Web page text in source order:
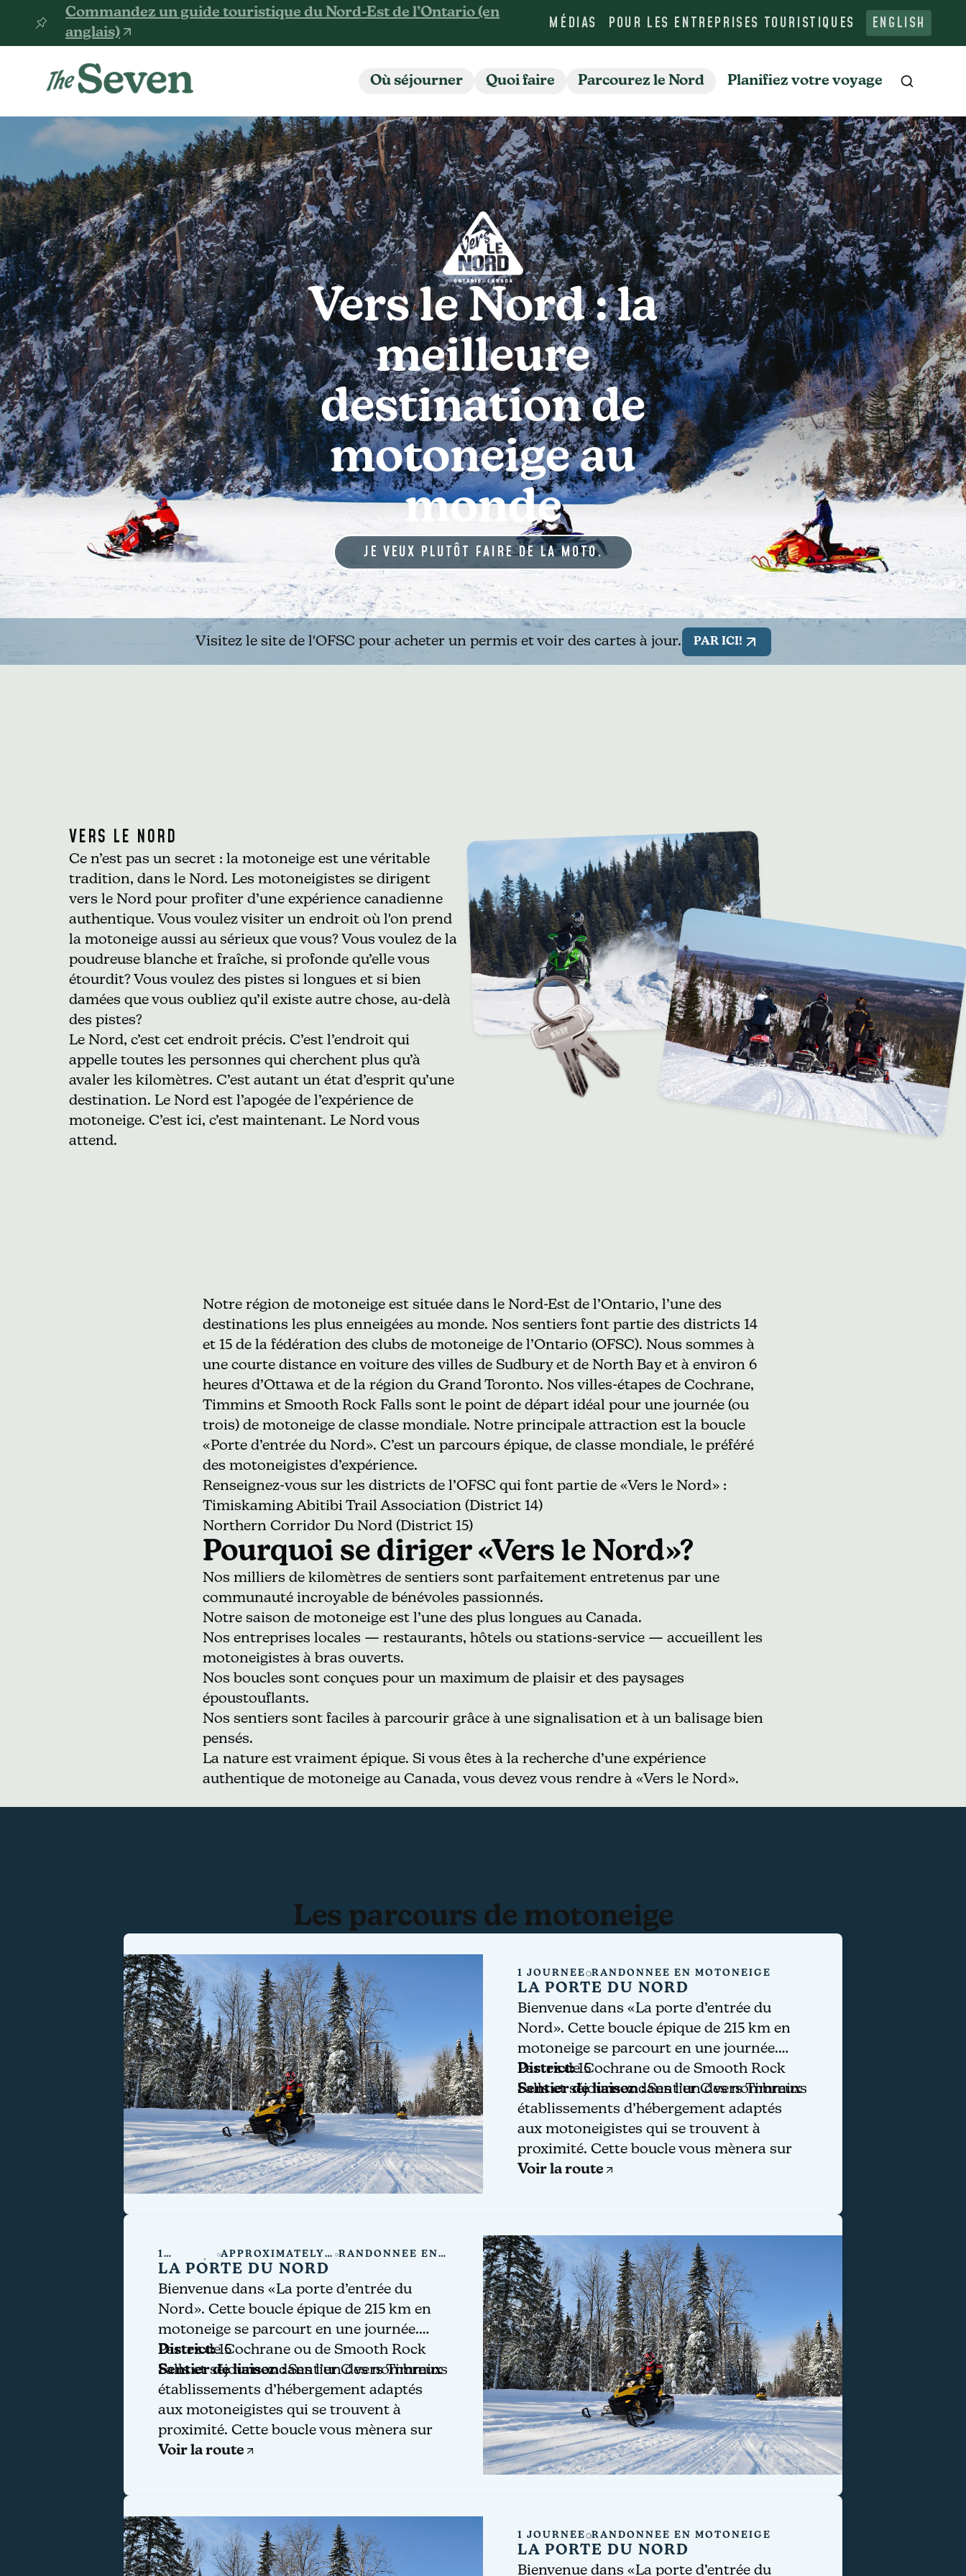
Commandez un guide touristique du Nord-Est de l’Ontario (en
anglais)
MÉDIAS POUR LES ENTREPRISES TOURISTIQUES ENGLISH
Où séjourner Quoi faire Parcourez le Nord Planifiez votre voyage
Vers le Nord : la
meilleure
destination de
motoneige au
monde
JE VEUX PLUTÔT FAIRE DE LA MOTO.
Visitez le site de l'OFSC pour acheter un permis et voir des cartes à jour. PAR ICI!
VERS LE NORD
Ce n’est pas un secret : la motoneige est une véritable
tradition, dans le Nord. Les motoneigistes se dirigent
vers le Nord pour profiter d’une expérience canadienne
authentique. Vous voulez visiter un endroit où l'on prend
la motoneige aussi au sérieux que vous? Vous voulez de la
poudreuse blanche et fraîche, si profonde qu’elle vous
étourdit? Vous voulez des pistes si longues et si bien
damées que vous oubliez qu’il existe autre chose, au-delà
des pistes?
Le Nord, c’est cet endroit précis. C’est l’endroit qui
appelle toutes les personnes qui cherchent plus qu’à
avaler les kilomètres. C’est autant un état d’esprit qu’une
destination. Le Nord est l’apogée de l’expérience de
motoneige. C’est ici, c’est maintenant. Le Nord vous
attend.
Notre région de motoneige est située dans le Nord-Est de l’Ontario, l’une des
destinations les plus enneigées au monde. Nos sentiers font partie des districts 14
et 15 de la fédération des clubs de motoneige de l’Ontario (OFSC). Nous sommes à
une courte distance en voiture des villes de Sudbury et de North Bay et à environ 6
heures d’Ottawa et de la région du Grand Toronto. Nos villes-étapes de Cochrane,
Timmins et Smooth Rock Falls sont le point de départ idéal pour une journée (ou
trois) de motoneige de classe mondiale. Notre principale attraction est la boucle
«Porte d’entrée du Nord». C’est un parcours épique, de classe mondiale, le préféré
des motoneigistes d’expérience.
Renseignez-vous sur les districts de l’OFSC qui font partie de «Vers le Nord» :
Timiskaming Abitibi Trail Association (District 14)
Northern Corridor Du Nord (District 15)
Pourquoi se diriger «Vers le Nord»?
Nos milliers de kilomètres de sentiers sont parfaitement entretenus par une
communauté incroyable de bénévoles passionnés.
Notre saison de motoneige est l’une des plus longues au Canada.
Nos entreprises locales — restaurants, hôtels ou stations-service — accueillent les
motoneigistes à bras ouverts.
Nos boucles sont conçues pour un maximum de plaisir et des paysages
époustouflants.
Nos sentiers sont faciles à parcourir grâce à une signalisation et à un balisage bien
pensés.
La nature est vraiment épique. Si vous êtes à la recherche d’une expérience
authentique de motoneige au Canada, vous devez vous rendre à «Vers le Nord».
Les parcours de motoneige
1 JOURNÉE RANDONNÉE EN MOTONEIGE
LA PORTE DU NORD
Bienvenue dans «La porte d’entrée du
Nord». Cette boucle épique de 215 km en
motoneige se parcourt en une journée.
Partez de Cochrane ou de Smooth Rock
Falls et séjournez dans l’un des nombreux
établissements d’hébergement adaptés
aux motoneigistes qui se trouvent à
proximité. Cette boucle vous mènera sur
des sentiers en forêt, magnifiques, larges,
de la motoneige.
District:15
Sentier de liaison :Sentier C vers Timmins
Voir la route
1
JOURNÉE
APPROXIMATELY
710 KM LOOP
RANDONNÉE EN
LA PORTE DU NORD
Bienvenue dans «La porte d’entrée du
Nord». Cette boucle épique de 215 km en
motoneige se parcourt en une journée.
Partez de Cochrane ou de Smooth Rock
Falls et séjournez dans l’un des nombreux
établissements d’hébergement adaptés
aux motoneigistes qui se trouvent à
proximité. Cette boucle vous mènera sur
des sentiers en forêt, magnifiques, larges,
de la motoneige.
District:15
Sentier de liaison :Sentier C vers Timmins
Voir la route
1 JOURNÉE RANDONNÉE EN MOTONEIGE
LA PORTE DU NORD
Bienvenue dans «La porte d’entrée du